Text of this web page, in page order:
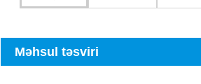
Məhsul təsviri